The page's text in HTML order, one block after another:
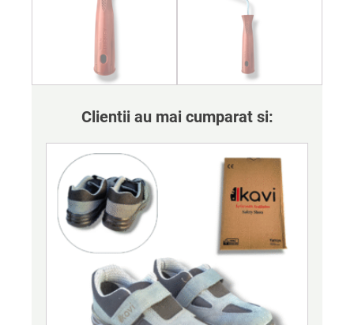
Clientii au mai cumparat si: